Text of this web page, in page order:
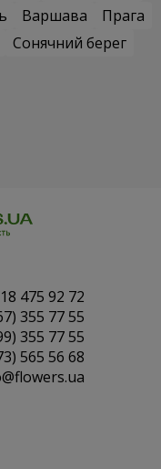
Варшава
Прага
Сонячний берег
475 92 72
355 77 55
355 77 55
565 56 68